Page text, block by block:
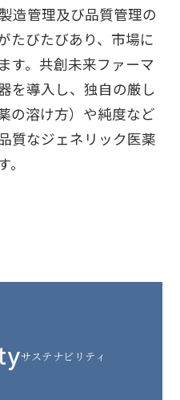
造管理及び品質管理の
たびたびあり、市場に
す。共創未来ファーマ
を導入し、独自の厳し
の溶け方）や純度など
質なジェネリック医薬
サステナビリティ